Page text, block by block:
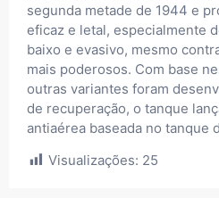
segunda metade de 1944 e
eficaz e letal, especialmente
baixo e evasivo, mesmo
mais poderosos. Com base
outras variantes foram
de recuperação, o tanque
antiaérea baseada no tanque
Visualizações: 25